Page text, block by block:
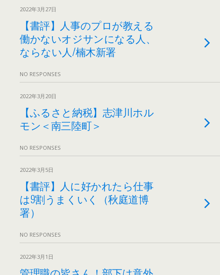
2022年3月27日
【書評】人事のプロが教える
働かないオジサンになる人、
ならない人/楠木新署
NO RESPONSES
2022年3月20日
【ふるさと納税】志津川ホル
モン＜南三陸町＞
NO RESPONSES
2022年3月5日
【書評】人に好かれたら仕事
は9割うまくいく（秋庭道博
署）
NO RESPONSES
2022年3月1日